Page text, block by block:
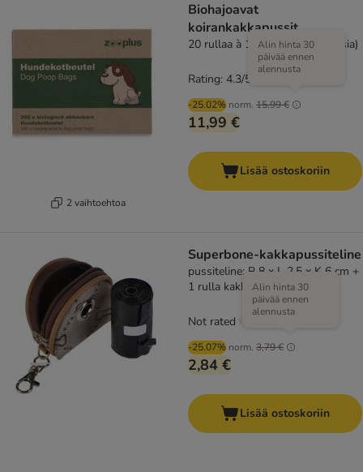
2 vaihtoehtoa
Biohajoavat
koirankakkapussit
20 rullaa à 15 pussia (300 pussia)
-25.02% norm. 15,99 €
Alin hinta 30
päivää ennen
alennusta
11,99 €
Rating: 4.3/5
Lisää ostoskoriin
Superbone-kakkapussiteline
pussiteline: P 8 x L 2,5 x K 6 cm +
1 rulla kakkapusseja
-25.07% norm. 3,79 €
Alin hinta 30
päivää ennen
alennusta
2,84 €
Not rated
Lisää ostoskoriin